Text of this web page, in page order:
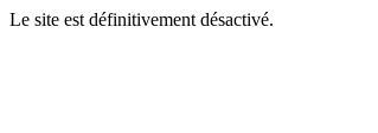
Le site est définitivement désactivé.